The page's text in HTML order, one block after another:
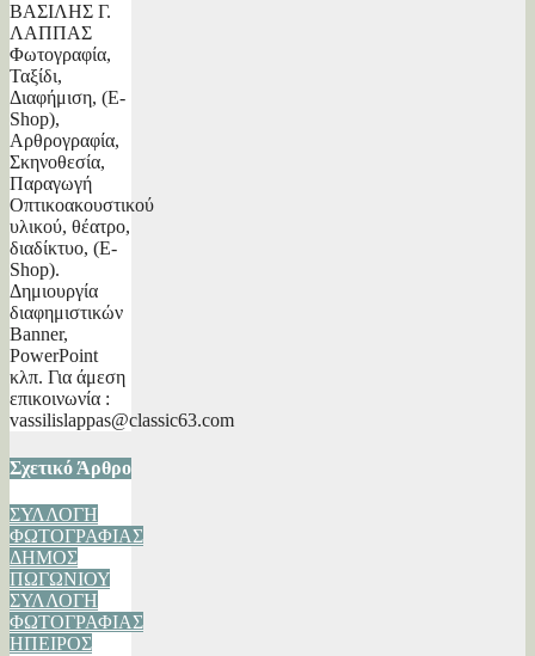
ΒΑΣΙΛΗΣ Γ.
ΛΑΠΠΑΣ
Φωτογραφία,
Ταξίδι,
Διαφήμιση, (E-
Shop),
Αρθρογραφία,
Σκηνοθεσία,
Παραγωγή
Οπτικοακουστικού
υλικού, θέατρο,
διαδίκτυο, (E-
Shop).
Δημιουργία
διαφημιστικών
Banner,
PowerPoint
κλπ. Για άμεση
επικοινωνία :
vassilislappas@classic63.com
Σχετικό Άρθρο
ΣΥΛΛΟΓΗ
ΦΩΤΟΓΡΑΦΙΑΣ
ΔΗΜΟΣ
ΠΩΓΩΝΙΟΥ
ΣΥΛΛΟΓΗ
ΦΩΤΟΓΡΑΦΙΑΣ
ΗΠΕΙΡΟΣ